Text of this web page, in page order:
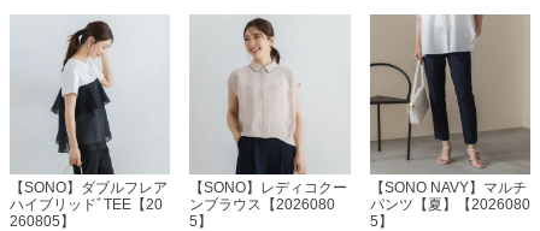
【SONO】ダブルフレア
ハイブリッドﾞTEE【20
260805】
【SONO】レディコクー
ンブラウス【2026080
5】
【SONO NAVY】マルチ
パンツ【夏】【2026080
5】